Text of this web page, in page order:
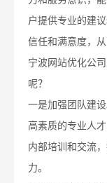
户提供专业的建
信任和满意度，
宁波网站优化公
呢？
一是加强团队建
高素质的专业人
内部培训和交流
力。